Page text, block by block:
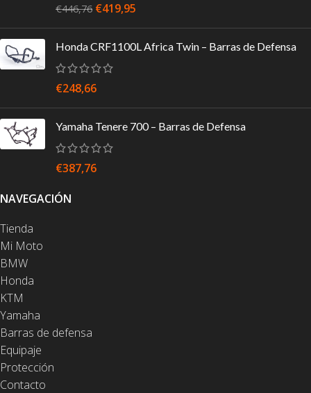
€446,76 €419,95
Honda CRF1100L Africa Twin – Barras de Defensa
€248,66
Yamaha Tenere 700 – Barras de Defensa
€387,76
NAVEGACIÓN
Tienda
Mi Moto
BMW
Honda
KTM
Yamaha
Barras de defensa
Equipaje
Protección
Contacto